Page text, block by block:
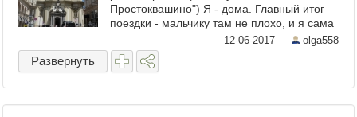
Простоквашино") Я - дома. Главный итог
поездки - мальчику там не плохо, и я сама
в этом убедилась. Нет, самое главное, что
мы ...
12-06-2017 — olga558
Развернуть